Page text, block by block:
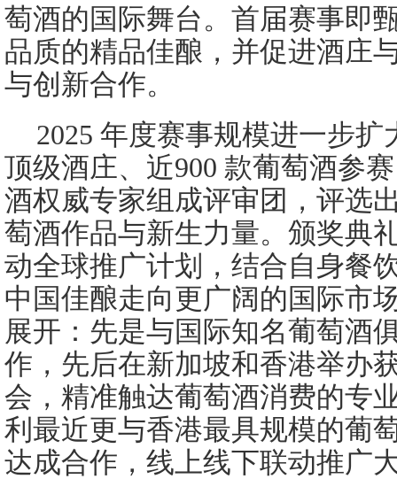
萄酒的国际舞台。首届赛事即
品质的精品佳酿，并促进酒庄
与创新合作。
2025 年度赛事规模进一步扩
顶级酒庄、近900 款葡萄酒参
酒权威专家组成评审团，评选
萄酒作品与新生力量。颁奖典
动全球推广计划，结合自身餐
中国佳酿走向更广阔的国际市
展开：先是与国际知名葡萄酒
作，先后在新加坡和香港举办
会，精准触达葡萄酒消费的专
利最近更与香港最具规模的
达成合作，线上线下联动推广